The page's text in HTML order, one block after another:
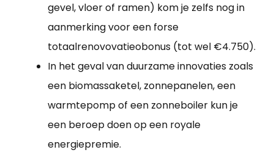
gevel, vloer of ramen) kom je zelfs nog in
aanmerking voor een forse
totaalrenovovatieobonus (tot wel €4.750).
In het geval van duurzame innovaties zoals
een biomassaketel, zonnepanelen, een
warmtepomp of een zonneboiler kun je
een beroep doen op een royale
energiepremie.